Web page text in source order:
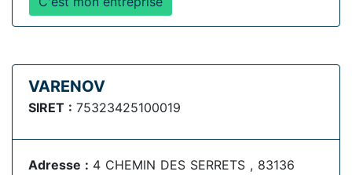
VARENOV
SIRET : 75323425100019
Adresse : 4 CHEMIN DES SERRETS , 83136